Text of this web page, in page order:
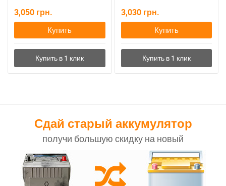
3,050 грн.
Купить
3,030 грн.
Купить
Сдай старый аккумулятор
получи большую скидку на новый